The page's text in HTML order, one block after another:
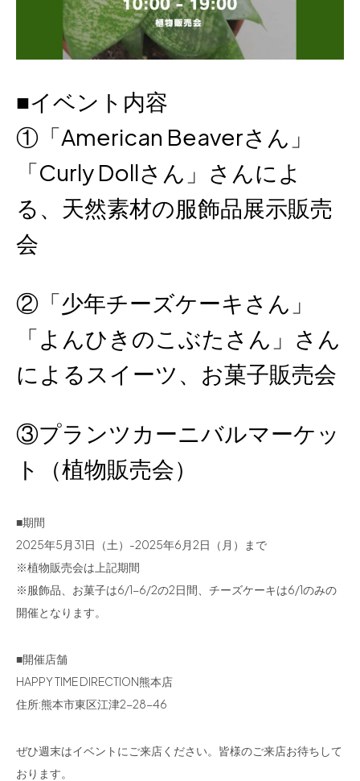
■イベント内容
①「American Beaverさん」
「Curly Dollさん」さんによ
る、天然素材の服飾品展示販売
会
②「少年チーズケーキさん」
「よんひきのこぶたさん」さん
によるスイーツ、お菓子販売会
③プランツカーニバルマーケッ
ト（植物販売会）
■期間
2025年5月31日（土）-2025年6月2日（月）まで
※植物販売会は上記期間
※服飾品、お菓子は6/1-6/2の2日間、チーズケーキは6/1のみの
開催となります。
■開催店舗
HAPPY TIME DIRECTION熊本店
住所:熊本市東区江津2-28-46
ぜひ週末はイベントにご来店ください。皆様のご来店お待ちして
おります。